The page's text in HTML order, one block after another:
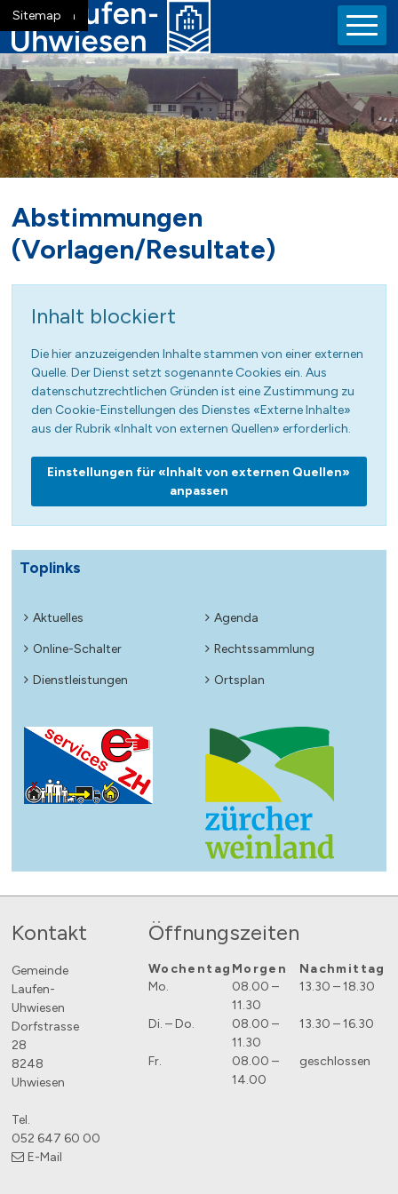
Navigieren in der Gemeinde
Schnellnavigation
Home
Navigation
Inhalt
Suche
Sitemap
Abstimmungen
(Vorlagen/Resultate)
Inhalt blockiert
Die hier anzuzeigenden Inhalte stammen von einer externen
Quelle. Der Dienst setzt sogenannte Cookies ein. Aus
datenschutzrechtlichen Gründen ist eine Zustimmung zu
den Cookie-Einstellungen des Dienstes «Externe Inhalte»
aus der Rubrik «Inhalt von externen Quellen» erforderlich.
Einstellungen für «Inhalt von externen Quellen»
anpassen
Toplinks
Aktuelles
Online-Schalter
Dienstleistungen
Agenda
Rechtssammlung
Ortsplan
Footer
Kontakt
Gemeinde
Laufen-
Uhwiesen
Dorfstrasse
28
8248
Uhwiesen
Tel.
052 647 60 00
E-Mail
Öffnungszeiten
Wochentag Morgen
Nachmittag
Mo.
08.00 –
11.30
13.30 – 18.30
Di. – Do.
08.00 –
11.30
13.30 – 16.30
Fr.
08.00 –
14.00
geschlossen